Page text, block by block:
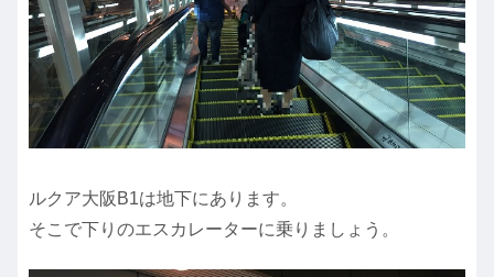
ルクア大阪B1は地下にあります。
そこで下りのエスカレーターに乗りましょう。